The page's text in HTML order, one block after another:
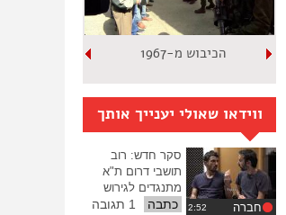
הכיבוש מ-1967
ווידאו שאולי יענייך אותך
חברה
סקר חדש: רוב
תושבי דרום ת"א
מתנגדים לגירוש
כתבה 1 תגובה